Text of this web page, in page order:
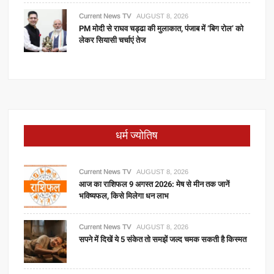
Current News TV AUGUST 8, 2026
PM मोदी से राघव चड्ढा की मुलाकात, पंजाब में ‘बिग रोल’ को
लेकर सियासी चर्चाएं तेज
धर्म ज्योतिष
Current News TV AUGUST 8, 2026
आज का राशिफल 9 अगस्त 2026: मेष से मीन तक जानें
भविष्यफल, किसे मिलेगा धन लाभ
Current News TV AUGUST 8, 2026
सपने में दिखें ये 5 संकेत तो समझें जल्द चमक सकती है किस्मत